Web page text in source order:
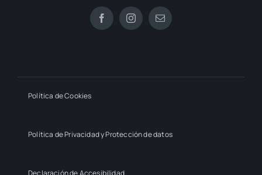
Política de Cookies
Política de Privacidad y Protección de datos